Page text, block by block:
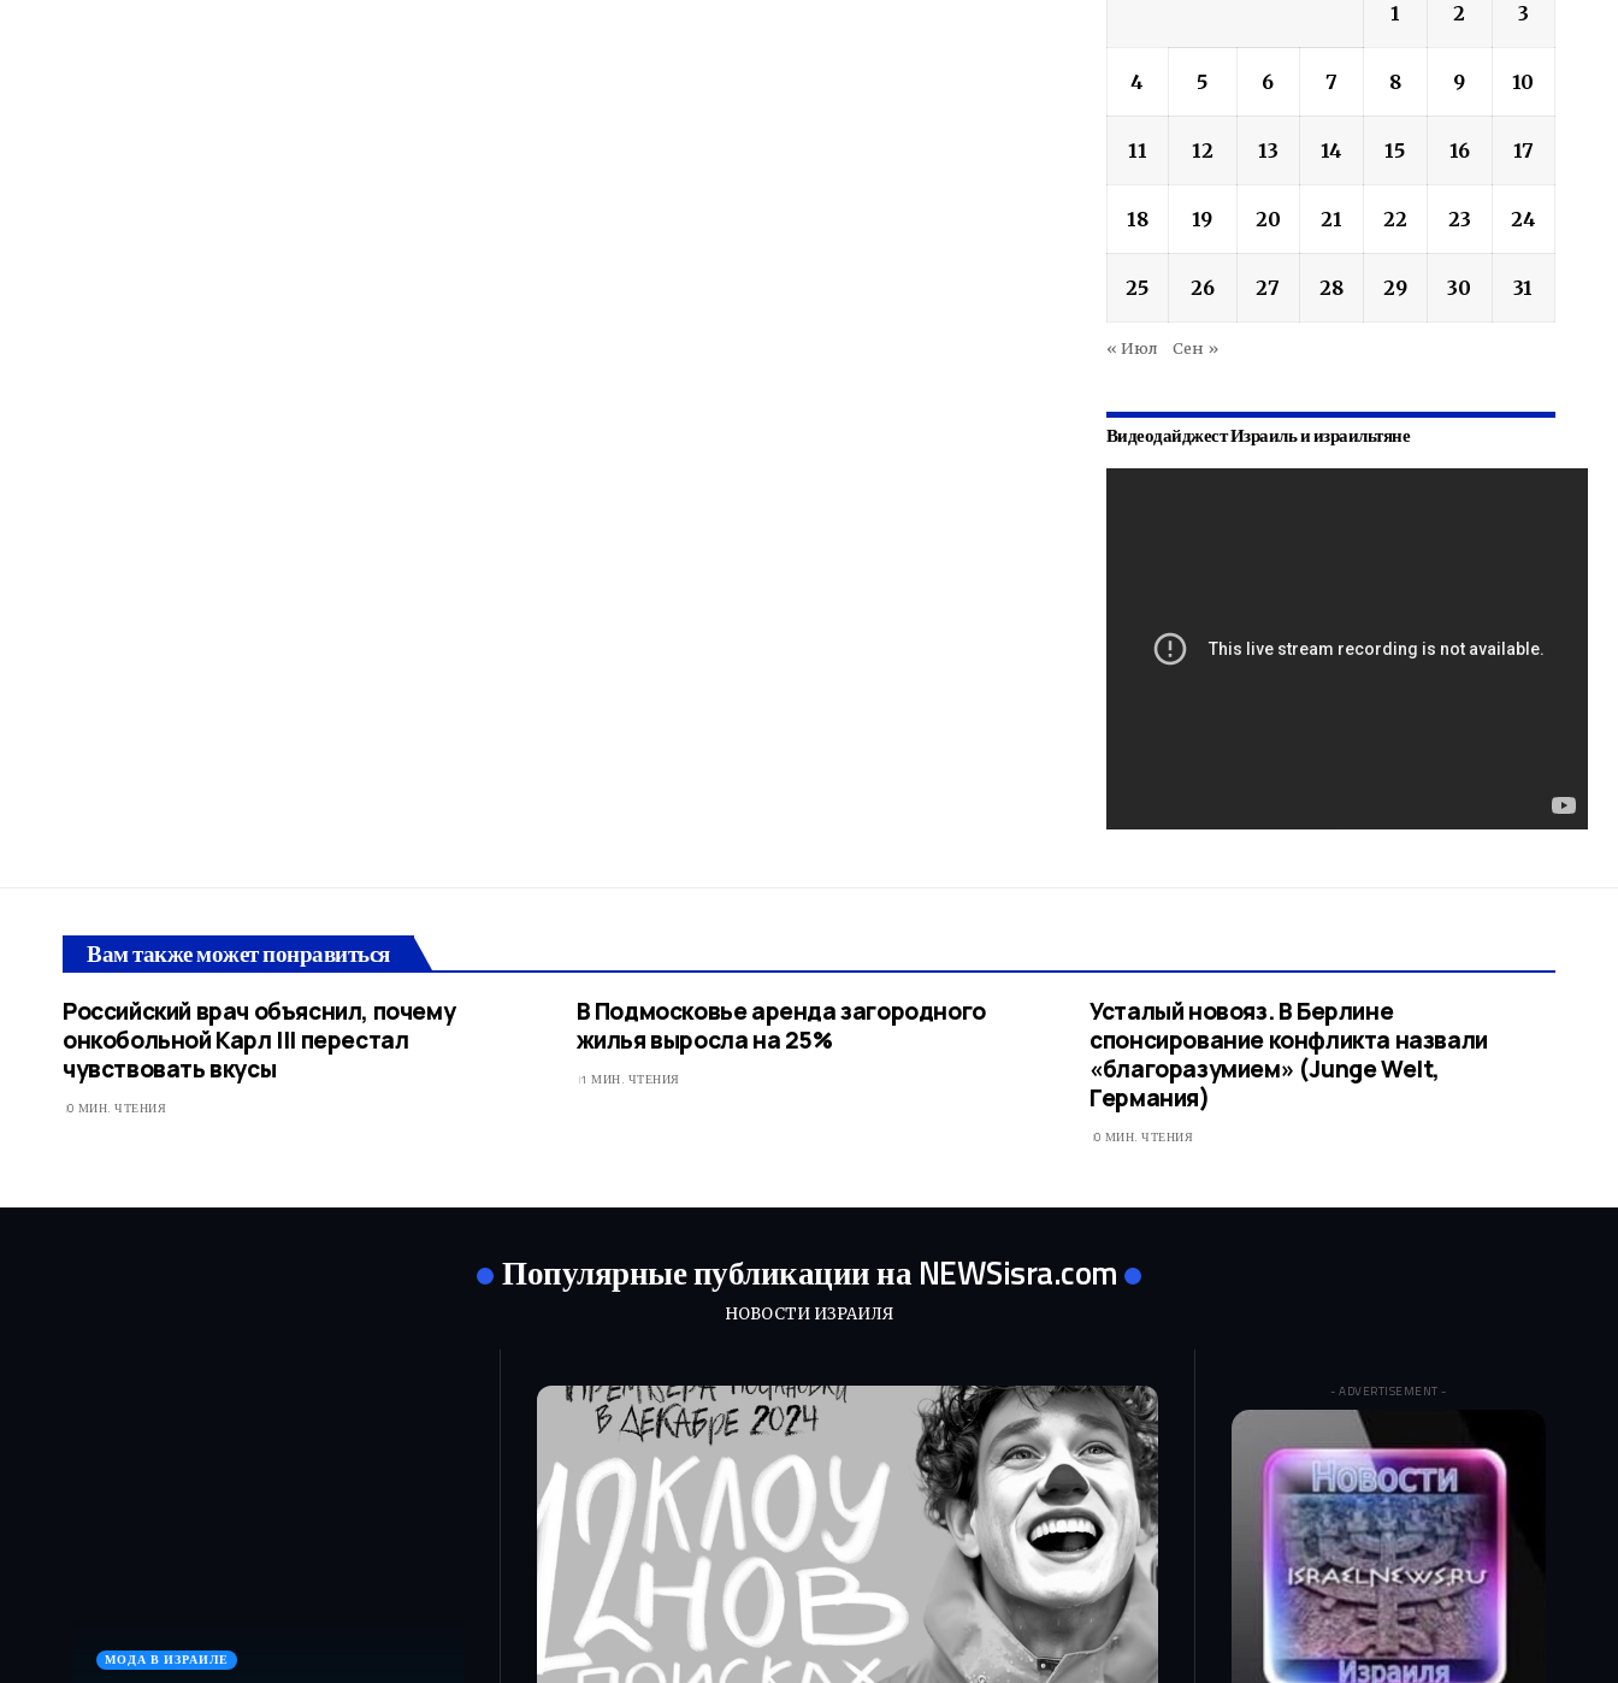
1 2 3
4 5 6 7 8 9 10
11 12 13 14 15 16 17
18 19 20 21 22 23 24
25 26 27 28 29 30 31
« Июл Сен »
Видеодайджест Израиль и израильтяне
Вам также может понравиться
Российский врач объяснил, почему
онкобольной Карл III перестал
чувствовать вкусы
0 МИН. ЧТЕНИЯ
В Подмосковье аренда загородного
жилья выросла на 25%
1 МИН. ЧТЕНИЯ
Усталый новояз. В Берлине
спонсирование конфликта назвали
«благоразумием» (Junge Welt,
Германия)
0 МИН. ЧТЕНИЯ
Популярные публикации на NEWSisra.com
НОВОСТИ ИЗРАИЛЯ
МОДА В ИЗРАИЛЕ
- ADVERTISEMENT -